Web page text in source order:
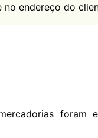
endereço do
foram